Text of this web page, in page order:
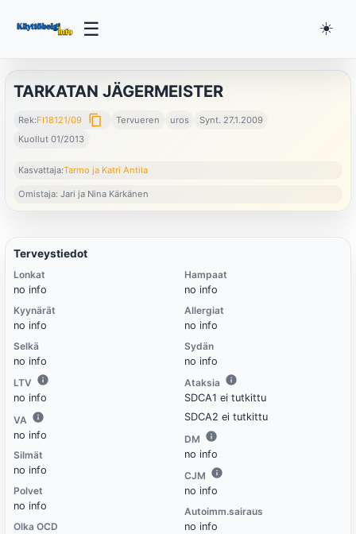
☰ ☀️
TARKATAN JÄGERMEISTER
Rek:FI18121/09 content_copy Tervueren uros
Synt. 27.1.2009
Kuollut 01/2013
Kasvattaja:Tarmo ja Katri Antila
Omistaja: Jari ja Nina Kärkänen
Terveystiedot
Lonkat
no info
Kyynärät
no info
Selkä
no info
LTV
no info
VA
no info
Silmät
no info
Polvet
no info
Olka OCD
Hampaat
no info
Allergiat
no info
Sydän
no info
Ataksia
SDCA1 ei tutkittu
SDCA2 ei tutkittu
DM
no info
CJM
no info
Autoimm.sairaus
no info